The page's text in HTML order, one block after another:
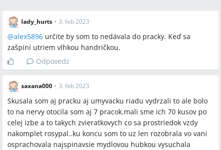
lady_hurts • 3. feb 2023
@alex5896 určite by som to nedávala do pracky. Keď sa
zašpiní utriem vlhkou handričkou.
Odpovedz
saxana000 • 3. feb 2023
Skusala som aj pracku aj umyvacku riadu vydrzali to ale bolo
to na nervy otocila som aj 7 pracok.mali sme ich 70 kusov po
celej izbe a to takych zvieratkovych co sa prostriedok vzdy
nakomplet rosypal..ku koncu som to uz len rozobrala vo vani
osprachovala najspinavsie mydlovou hubkou vysuchala